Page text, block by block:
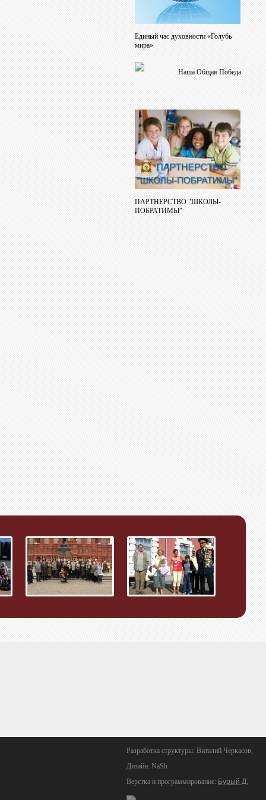
Единый час духовности «Голубь
мира»
Наша Общая Победа
ПАРТНЕРСТВО "ШКОЛЫ-
ПОБРАТИМЫ"
Разработка структуры: Виталий Черкасов,
Дизайн: NaSh
Верстка и программирование: Бурый Д.